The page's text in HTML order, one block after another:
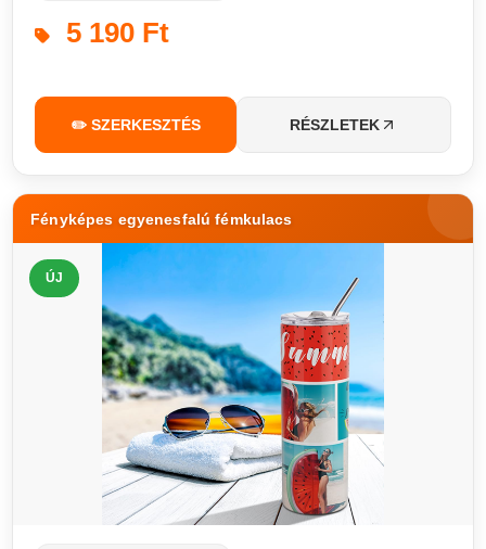
5 190 Ft
✏️ SZERKESZTÉS RÉSZLETEK
Fényképes egyenesfalú fémkulacs
ÚJ